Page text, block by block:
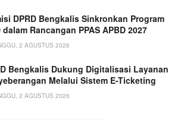
DPRD Bengkalis Sinkronkan Program
dalam Rancangan PPAS APBD 2027
2 AGUSTUS 2026
Bengkalis Dukung Digitalisasi Layanan
Melalui Sistem E-Ticketing
2 AGUSTUS 2026